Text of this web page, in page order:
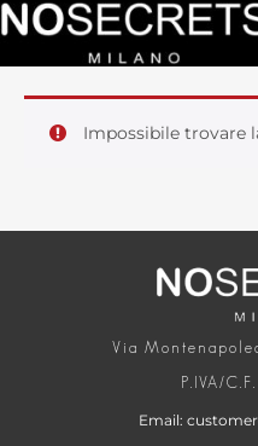
Impossibile trovare
Via
P.IVA/
Email: